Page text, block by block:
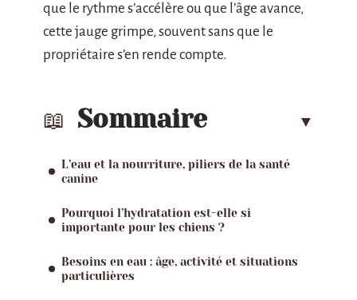
que le rythme s’accélère ou que l’âge avance,
cette jauge grimpe, souvent sans que le
propriétaire s’en rende compte.
Sommaire
L’eau et la nourriture, piliers de la santé
canine
Pourquoi l’hydratation est-elle si
importante pour les chiens ?
Besoins en eau : âge, activité et situations
particulières